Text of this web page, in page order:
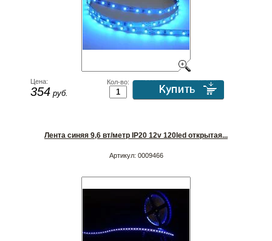
Цена:
354 руб.
Кол-во:
Лента синяя 9,6 вт/метр IP20 12v 120led открытая...
Артикул: 0009466